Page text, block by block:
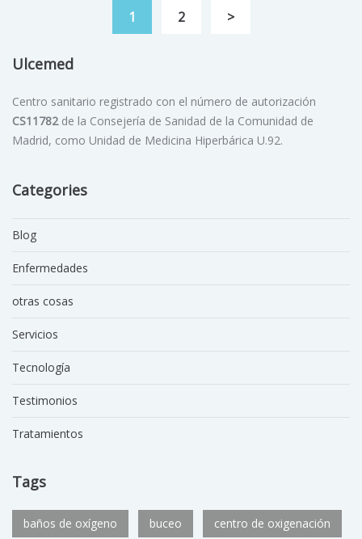
1 2 >
Ulcemed
Centro sanitario registrado con el número de autorización
CS11782de la Consejería de Sanidad de la Comunidad de
Madrid, como Unidad de Medicina Hiperbárica U.92.
Categories
Blog
Enfermedades
otras cosas
Servicios
Tecnología
Testimonios
Tratamientos
Tags
baños de oxígeno buceo centro de oxigenación